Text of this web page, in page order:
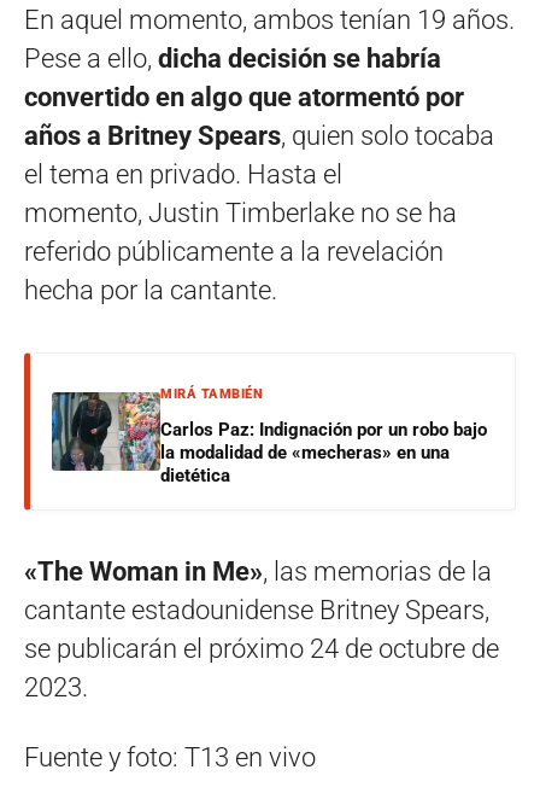
En aquel momento, ambos tenían 19 años.
Pese a ello, dicha decisión se habría
convertido en algo que atormentó por
años a Britney Spears, quien solo tocaba
el tema en privado. Hasta el
momento, Justin Timberlake no se ha
referido públicamente a la revelación
hecha por la cantante.
MIRÁ TAMBIÉN
Carlos Paz: Indignación por un robo bajo
la modalidad de «mecheras» en una
dietética
«The Woman in Me», las memorias de la
cantante estadounidense Britney Spears,
se publicarán el próximo 24 de octubre de
2023.
Fuente y foto: T13 en vivo